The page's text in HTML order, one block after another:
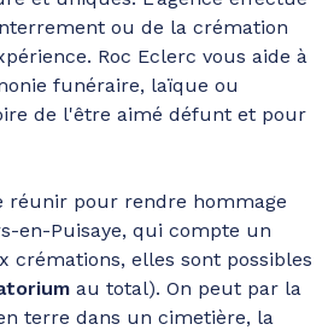
ou de la crémation
Roc Eclerc vous aide à
funéraire, laïque ou
de l'être aimé défunt et pour
réunir pour rendre hommage
en-Puisaye, qui compte un
crémations, elles sont possibles
au total). On peut par la
terre dans un cimetière, la